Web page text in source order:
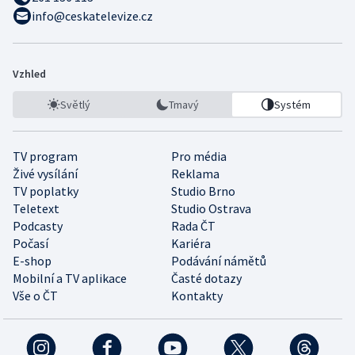
info@ceskatelevize.cz
Vzhled
Světlý Tmavý Systém
TV program
Pro média
Živé vysílání
Reklama
TV poplatky
Studio Brno
Teletext
Studio Ostrava
Podcasty
Rada ČT
Počasí
Kariéra
E-shop
Podávání námětů
Mobilní a TV aplikace
Časté dotazy
Vše o ČT
Kontakty